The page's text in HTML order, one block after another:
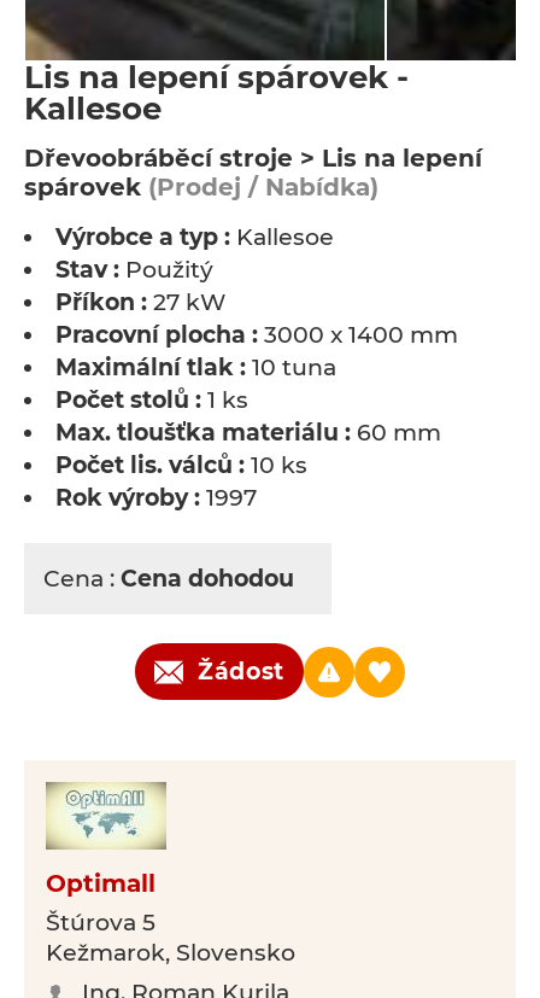
Lis na lepení spárovek -
Kallesoe
Dřevoobráběcí stroje > Lis na lepení
spárovek (Prodej / Nabídka)
Výrobce a typ : Kallesoe
Stav : Použitý
Příkon : 27 kW
Pracovní plocha : 3000 x 1400 mm
Maximální tlak : 10 tuna
Počet stolů : 1 ks
Max. tloušťka materiálu : 60 mm
Počet lis. válců : 10 ks
Rok výroby : 1997
Cena : Cena dohodou
Žádost
Optimall
Štúrova 5
Kežmarok, Slovensko